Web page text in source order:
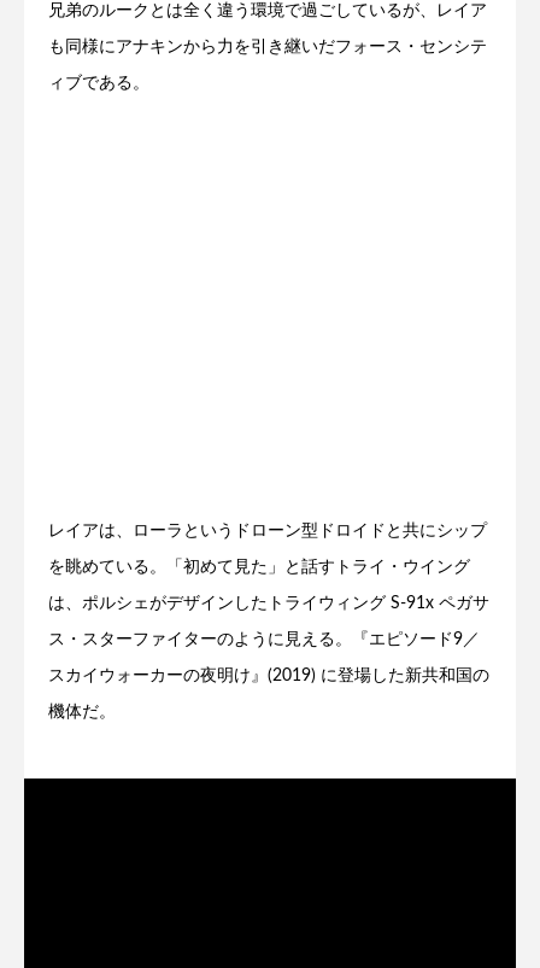
兄弟のルークとは全く違う環境で過ごしているが、レイア
も同様にアナキンから力を引き継いだフォース・センシテ
ィブである。
レイアは、ローラというドローン型ドロイドと共にシップ
を眺めている。「初めて見た」と話すトライ・ウイング
は、ポルシェがデザインしたトライウィング S-91x ペガサ
ス・スターファイターのように見える。『エピソード9／
スカイウォーカーの夜明け』(2019) に登場した新共和国の
機体だ。